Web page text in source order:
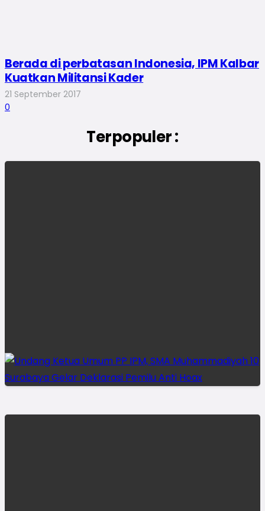
Berada di perbatasan Indonesia, IPM Kalbar
Kuatkan Militansi Kader
21 September 2017
0
Terpopuler :